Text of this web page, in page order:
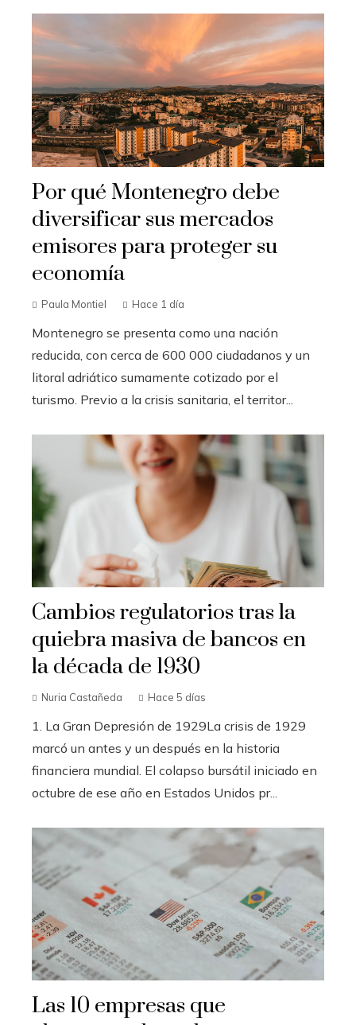
Por qué Montenegro debe
diversificar sus mercados
emisores para proteger su
economía
Paula Montiel Hace 1 día
Montenegro se presenta como una nación
reducida, con cerca de 600 000 ciudadanos y un
litoral adriático sumamente cotizado por el
turismo. Previo a la crisis sanitaria, el territor...
Cambios regulatorios tras la
quiebra masiva de bancos en
la década de 1930
Nuria Castañeda Hace 5 días
1. La Gran Depresión de 1929La crisis de 1929
marcó un antes y un después en la historia
financiera mundial. El colapso bursátil iniciado en
octubre de ese año en Estados Unidos pr...
Las 10 empresas que